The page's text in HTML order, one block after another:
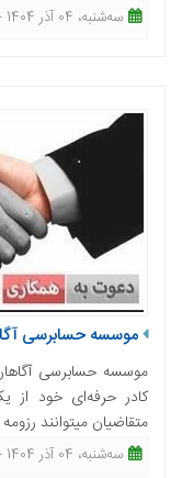
ﺳﻪشنبه، 04 آذر 1404 - 16:41
موسسه حسابرسی
موسسه حسابرسی
کادر حرفه‌ای خود از
متقاضیان میتوانند رزومه خود را به
ﺳﻪشنبه، 04 آذر 1404 - 09:22